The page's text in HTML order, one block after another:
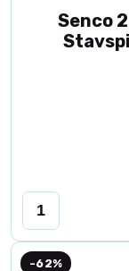
Senco
-62%